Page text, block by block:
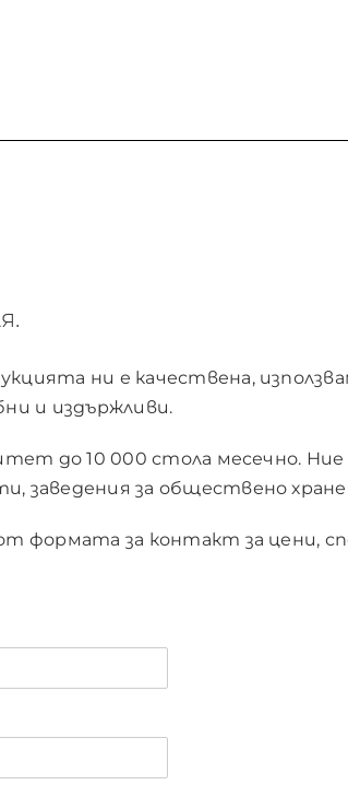
ни е качествена,
и издържливи.
до 10 000 стола месечно.
заведения за обществено
формата за контакт за цени,